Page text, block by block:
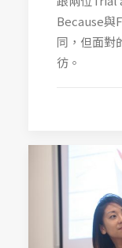
Because與
同，但面對
彷。